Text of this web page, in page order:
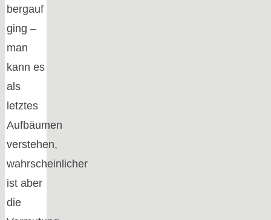
bergauf
ging –
man
kann es
als
letztes
Aufbäumen
verstehen,
wahrscheinlicher
ist aber
die